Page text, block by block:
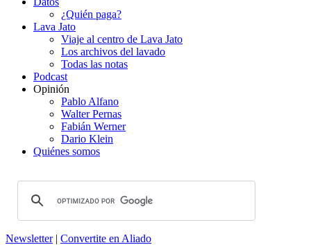
¿Quién paga?
Lava Jato
Viaje al centro de Lava Jato
Los archivos del lavado
Todas las notas
Podcast
Opinión
Pablo Alfano
Walter Pernas
Fabián Werner
Dario Klein
Quiénes somos
Newsletter| Convertite en Aliado